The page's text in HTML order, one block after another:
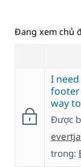
Đang xem chủ
I
footer
way
Được
trong: